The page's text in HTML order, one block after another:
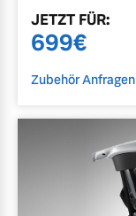
JETZT FÜR:
699€
Zubehör Anfragen